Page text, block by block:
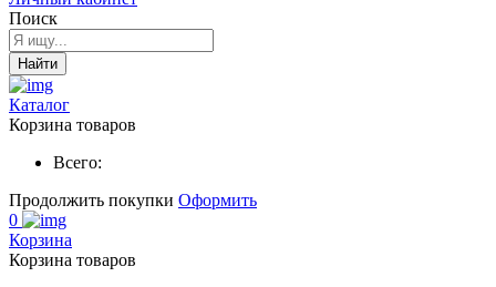
Поиск
Найти
Каталог
Корзина товаров
Всего:
Продолжить покупки Оформить
0
Корзина
Корзина товаров